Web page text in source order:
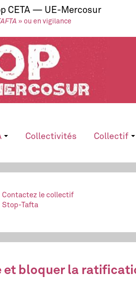
CETA — UE-Mercosur
» ou en vigilance
Collectivités Collectif
Contactez le collectif
Stop-Tafta
et bloquer la